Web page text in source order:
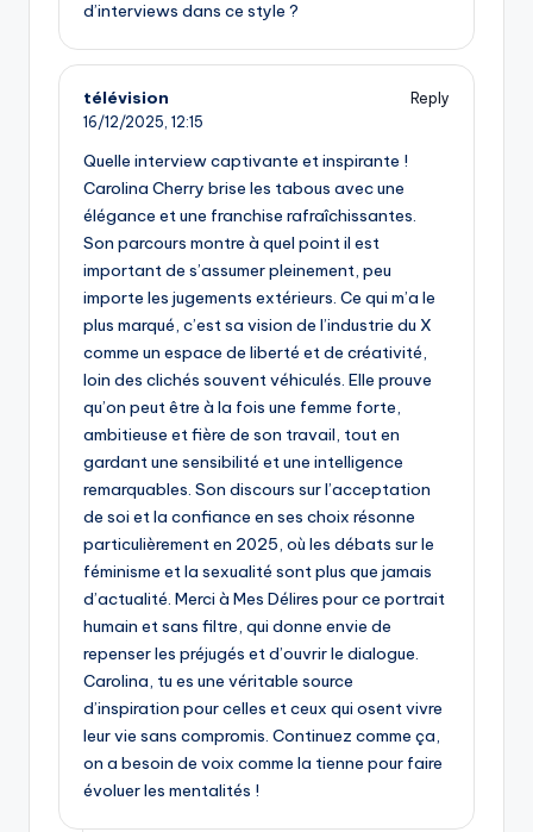
d’interviews dans ce style ?
télévision
Reply
16/12/2025, 12:15
Quelle interview captivante et inspirante !
Carolina Cherry brise les tabous avec une
élégance et une franchise rafraîchissantes.
Son parcours montre à quel point il est
important de s’assumer pleinement, peu
importe les jugements extérieurs. Ce qui m’a le
plus marqué, c’est sa vision de l’industrie du X
comme un espace de liberté et de créativité,
loin des clichés souvent véhiculés. Elle prouve
qu’on peut être à la fois une femme forte,
ambitieuse et fière de son travail, tout en
gardant une sensibilité et une intelligence
remarquables. Son discours sur l’acceptation
de soi et la confiance en ses choix résonne
particulièrement en 2025, où les débats sur le
féminisme et la sexualité sont plus que jamais
d’actualité. Merci à Mes Délires pour ce portrait
humain et sans filtre, qui donne envie de
repenser les préjugés et d’ouvrir le dialogue.
Carolina, tu es une véritable source
d’inspiration pour celles et ceux qui osent vivre
leur vie sans compromis. Continuez comme ça,
on a besoin de voix comme la tienne pour faire
évoluer les mentalités !